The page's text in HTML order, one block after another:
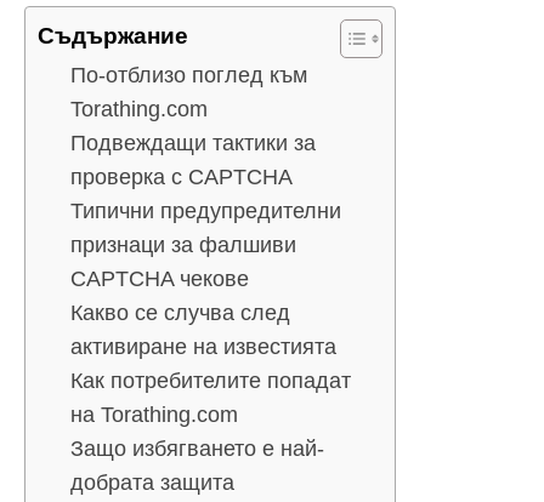
Съдържание
По-отблизо поглед към
Torathing.com
Подвеждащи тактики за
проверка с CAPTCHA
Типични предупредителни
признаци за фалшиви
CAPTCHA чекове
Какво се случва след
активиране на известията
Как потребителите попадат
на Torathing.com
Защо избягването е най-
добрата защита